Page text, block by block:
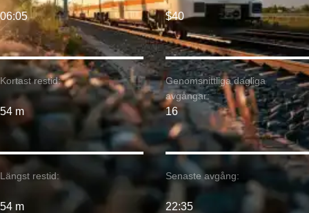
Kortast restid:
54 m
06:05
Längst restid:
54 m
$40
Genomsnittliga dagliga
avgångar:
16
Senaste avgång:
22:35